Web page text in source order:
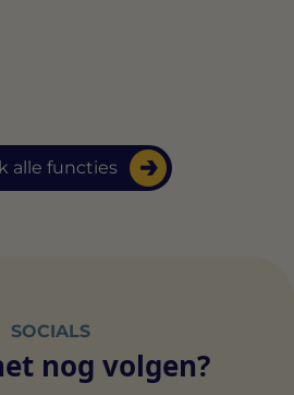
alle functies
SOCIALS
nog volgen?